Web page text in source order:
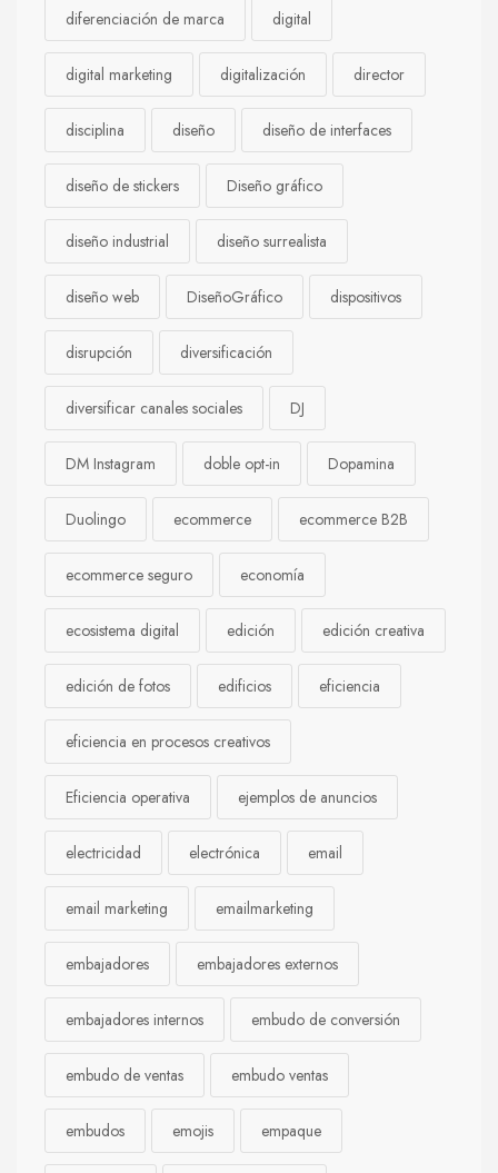
diferenciación de marca digital
digital marketing digitalización director
disciplina diseño diseño de interfaces
diseño de stickers Diseño gráfico
diseño industrial diseño surrealista
diseño web DiseñoGráfico dispositivos
disrupción diversificación
diversificar canales sociales DJ
DM Instagram doble opt-in Dopamina
Duolingo ecommerce ecommerce B2B
ecommerce seguro economía
ecosistema digital edición edición creativa
edición de fotos edificios eficiencia
eficiencia en procesos creativos
Eficiencia operativa ejemplos de anuncios
electricidad electrónica email
email marketing emailmarketing
embajadores embajadores externos
embajadores internos embudo de conversión
embudo de ventas embudo ventas
embudos emojis empaque